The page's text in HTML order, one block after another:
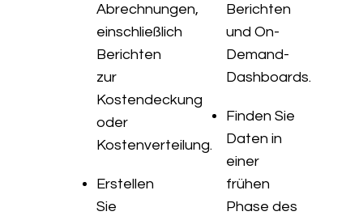
Abrechnungen,
einschließlich
Berichten
zur
Kostendeckung
oder
Kostenverteilung.
Erstellen
Sie
Berichten
und On-
Demand-
Dashboards.
Finden Sie
Daten in
einer
frühen
Phase des